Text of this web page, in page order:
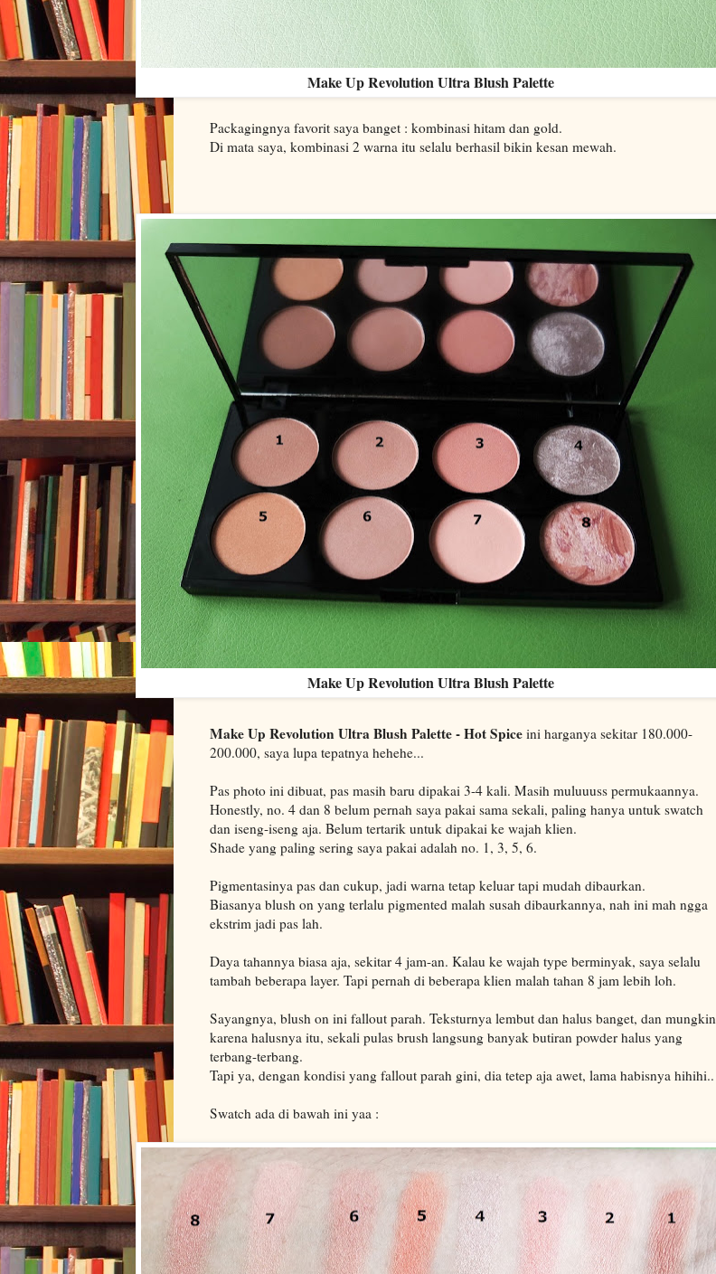
Make Up Revolution Ultra Blush Palette
Packagingnya favorit saya banget : kombinasi hitam dan gold.
Di mata saya, kombinasi 2 warna itu selalu berhasil bikin kesan mewah.
Make Up Revolution Ultra Blush Palette
Make Up Revolution Ultra Blush Palette - Hot Spice ini harganya sekitar 180.000-
200.000, saya lupa tepatnya hehehe...
Pas photo ini dibuat, pas masih baru dipakai 3-4 kali. Masih muluuuss permukaannya.
Honestly, no. 4 dan 8 belum pernah saya pakai sama sekali, paling hanya untuk swatch
dan iseng-iseng aja. Belum tertarik untuk dipakai ke wajah klien.
Shade yang paling sering saya pakai adalah no. 1, 3, 5, 6.
Pigmentasinya pas dan cukup, jadi warna tetap keluar tapi mudah dibaurkan.
Biasanya blush on yang terlalu pigmented malah susah dibaurkannya, nah ini mah ngga
ekstrim jadi pas lah.
Daya tahannya biasa aja, sekitar 4 jam-an. Kalau ke wajah type berminyak, saya selalu
tambah beberapa layer. Tapi pernah di beberapa klien malah tahan 8 jam lebih loh.
Sayangnya, blush on ini fallout parah. Teksturnya lembut dan halus banget, dan mungkin
karena halusnya itu, sekali pulas brush langsung banyak butiran powder halus yang
terbang-terbang.
Tapi ya, dengan kondisi yang fallout parah gini, dia tetep aja awet, lama habisnya hihihi..
Swatch ada di bawah ini yaa :